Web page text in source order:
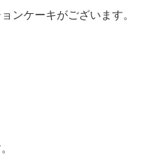
ンケーキがございます。